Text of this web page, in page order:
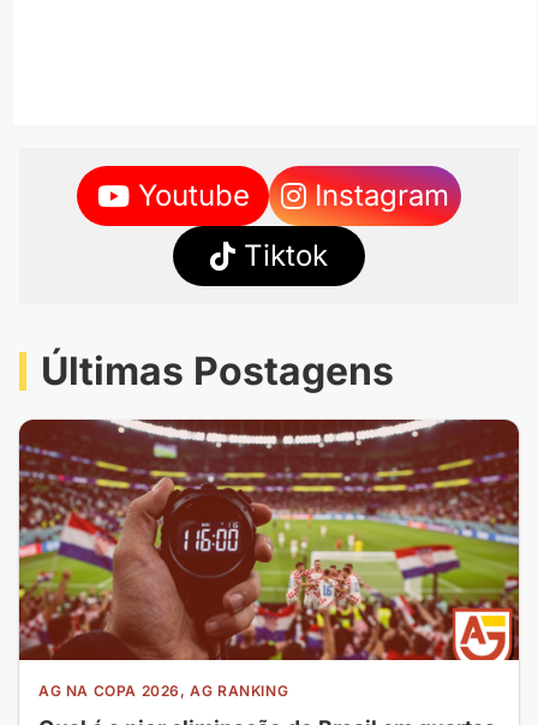
Youtube
Instagram
Tiktok
Últimas Postagens
AG NA COPA 2026, AG RANKING